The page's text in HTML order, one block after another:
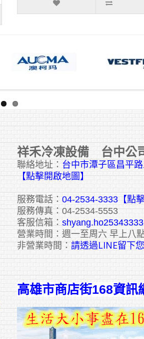
祥禾冷凍設備 台中公
聯絡地址： 台中市潭子區昌平
【點擊開啟地圖】
服務電話： 04-2534-3333 【點
服務傳真：04-2534-5553
客服信箱：
營業時間：週一至周六 早上八
非營業時間： 請透過LINE留下
高雄市商店街168資訊